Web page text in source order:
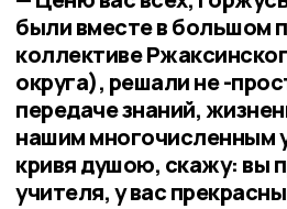
были вместе в большом
коллективе
округа), решали не -
передаче знаний,
нашим многочисленным
кривя душою, скажу: вы
учителя, у вас